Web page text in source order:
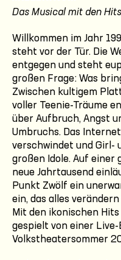
Das Musical mit den
Willkommen im Jahr
steht vor der Tür. Die
entgegen und steht
großen Frage: Was
Zwischen kultigem
voller Teenie-Träume
über Aufbruch, Angst
Umbruchs. Das
verschwindet und Girl-
großen Idole. Auf einer
neue Jahrtausend
Punkt Zwölf ein
ein, das alles verändern
Mit den ikonischen
gespielt von einer Live-
Volkstheatersommer